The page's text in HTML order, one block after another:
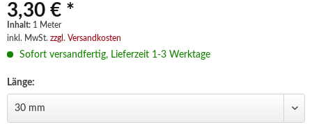
3,30 € *
Inhalt: 1 Meter
inkl. MwSt. zzgl. Versandkosten
Sofort versandfertig, Lieferzeit 1-3 Werktage
Länge: